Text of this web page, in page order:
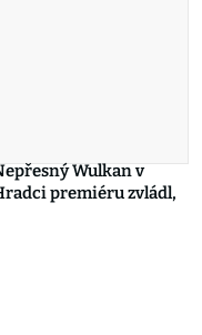
Wulkan v
premiéru zvládl,